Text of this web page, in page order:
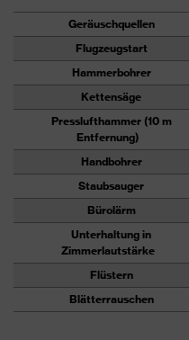
Geräuschquellen
Flugzeugstart
Hammerbohrer
Kettensäge
Presslufthammer (10 m
Entfernung)
Handbohrer
Staubsauger
Bürolärm
Unterhaltung in
Zimmerlautstärke
Flüstern
Blätterrauschen